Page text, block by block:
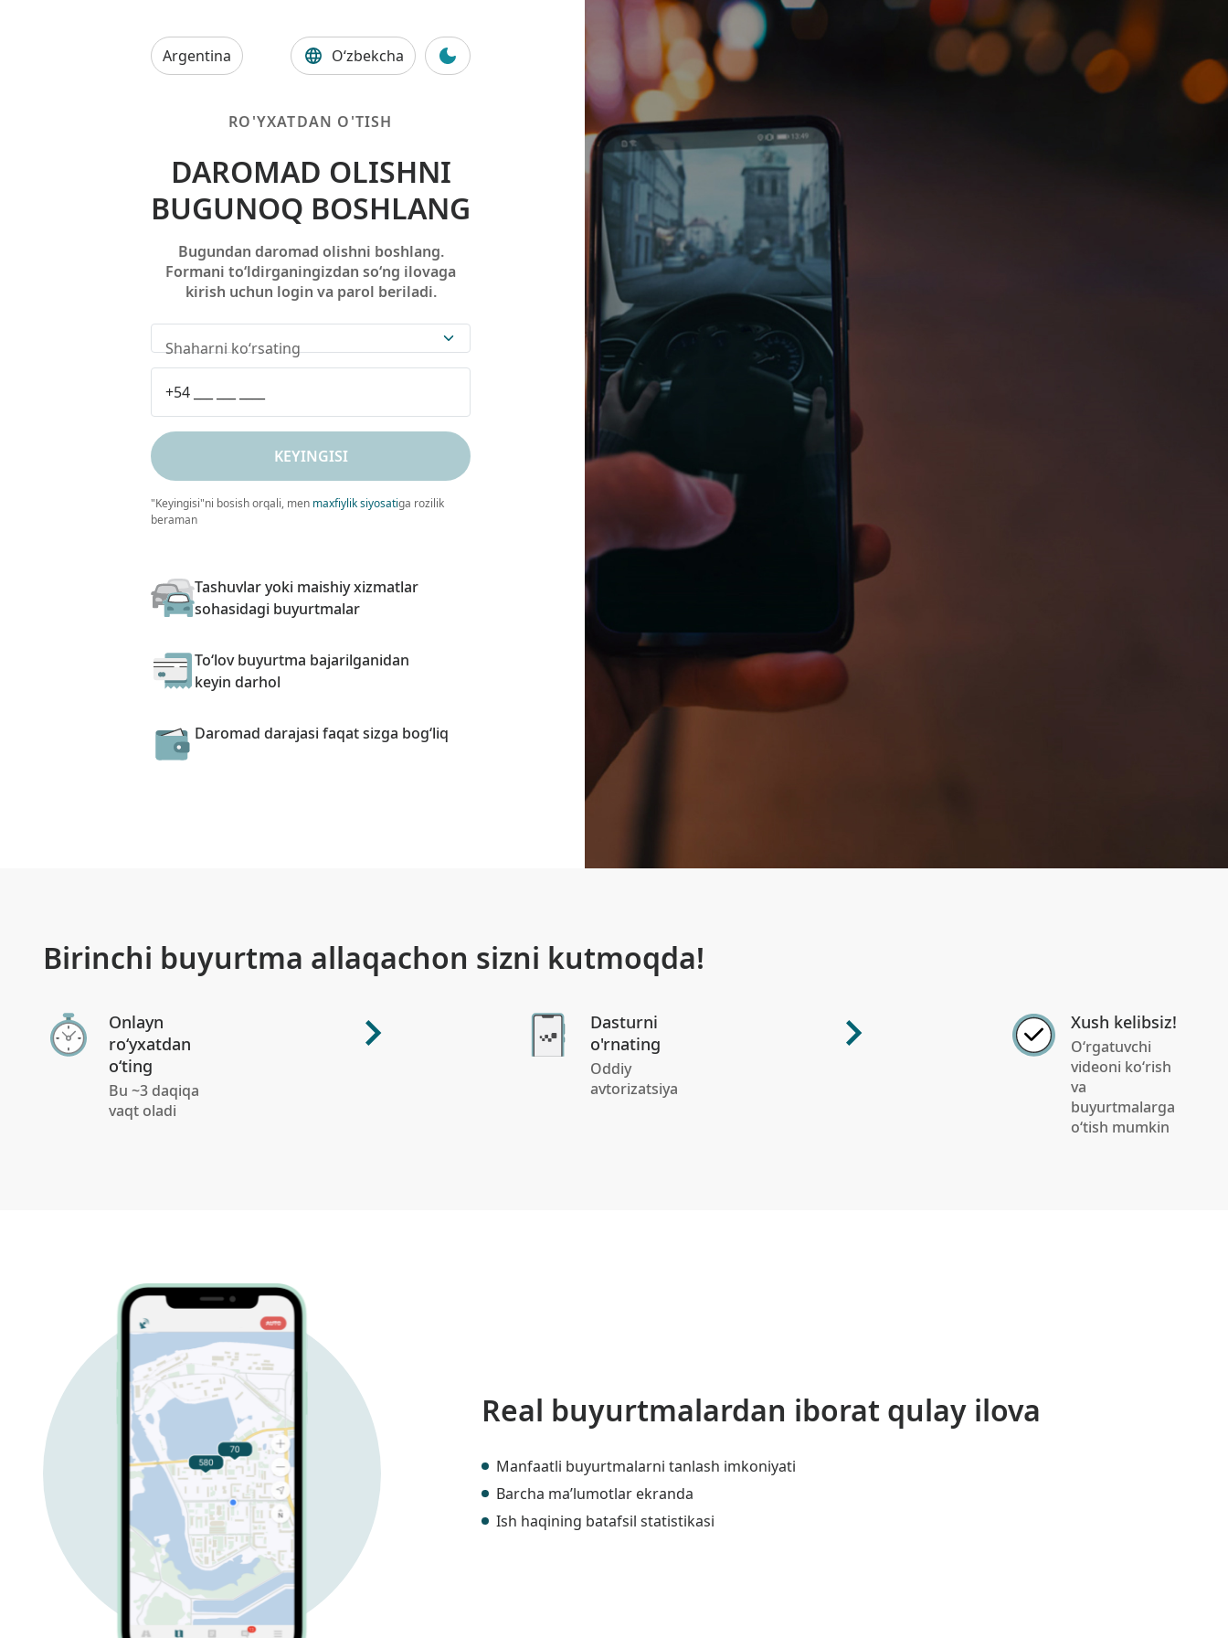
Argentina O‘zbekcha
RO'YXATDAN O'TISH
DAROMAD OLISHNI
BUGUNOQ BOSHLANG
Bugundan daromad olishni boshlang.
Formani to‘ldirganingizdan so‘ng ilovaga
kirish uchun login va parol beriladi.
Shaharni ko‘rsating
KEYINGISI
"Keyingisi"ni bosish orqali, men maxfiylik siyosatiga rozilik
beraman
Tashuvlar yoki maishiy xizmatlar
sohasidagi buyurtmalar
To‘lov buyurtma bajarilganidan
keyin darhol
Daromad darajasi faqat sizga bog‘liq
Birinchi buyurtma allaqachon sizni kutmoqda!
Onlayn
ro‘yxatdan
o‘ting
Bu ~3 daqiqa
vaqt oladi
Dasturni
o'rnating
Oddiy
avtorizatsiya
Xush kelibsiz!
O‘rgatuvchi
videoni ko‘rish
va
buyurtmalarga
o‘tish mumkin
Real buyurtmalardan iborat qulay ilova
Manfaatli buyurtmalarni tanlash imkoniyati
Barcha ma’lumotlar ekranda
Ish haqining batafsil statistikasi